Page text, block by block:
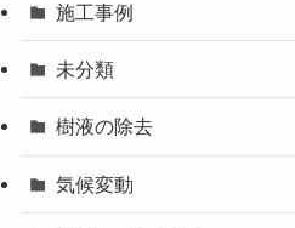
施工事例
未分類
樹液の除去
気候変動